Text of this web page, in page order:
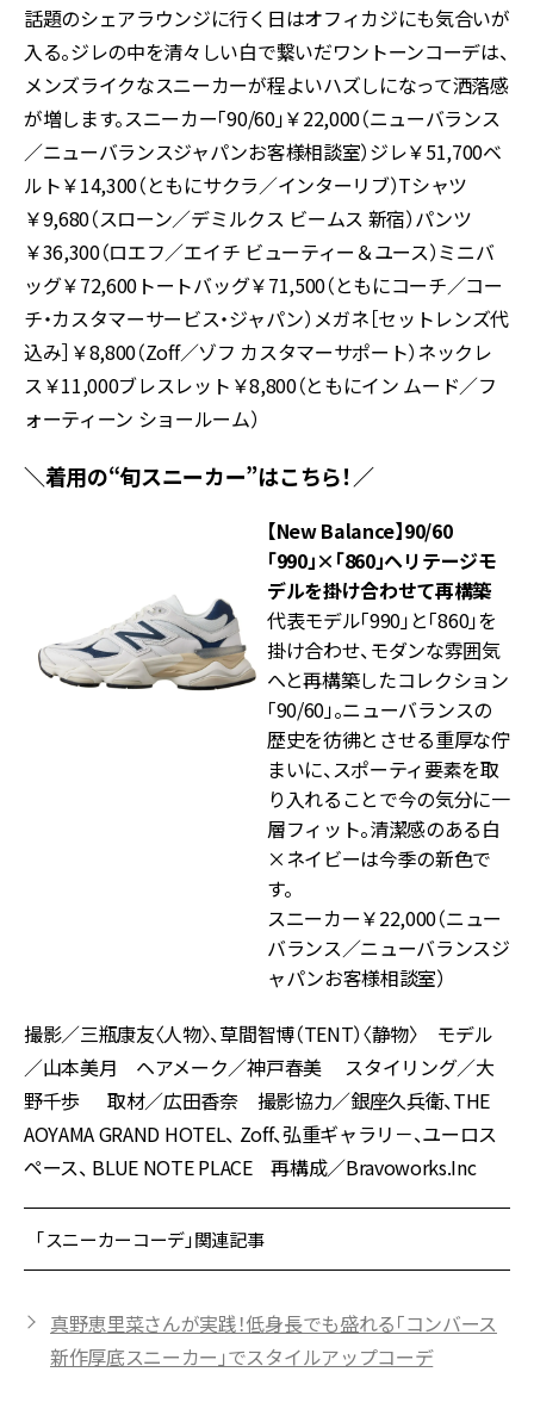
話題のシェアラウンジに行く日はオフィカジにも気合いが
入る。ジレの中を清々しい白で繋いだワントーンコーデは、
メンズライクなスニーカーが程よいハズしになって洒落感
が増します。スニーカー「90/60」￥22,000（ニューバランス
／ニューバランスジャパンお客様相談室）ジレ￥51,700ベ
ルト￥14,300（ともにサクラ／インターリブ）Tシャツ
￥9,680（スローン／デミルクス ビームス 新宿）パンツ
￥36,300（ロエフ／エイチ ビューティー＆ユース）ミニバ
ッグ￥72,600トートバッグ￥71,500（ともにコーチ／コー
チ・カスタマーサービス・ジャパン）メガネ［セットレンズ代
込み］￥8,800（Zoff／ゾフ カスタマーサポート）ネックレ
ス￥11,000ブレスレット￥8,800（ともにイン ムード／フ
ォーティーン ショールーム）
＼着用の“旬スニーカー”はこちら！／
【New Balance】90/60
「990」×「860」ヘリテージモ
デルを掛け合わせて再構築
代表モデル「990」と「860」を
掛け合わせ、モダンな雰囲気
へと再構築したコレクション
「90/60」。ニューバランスの
歴史を彷彿とさせる重厚な佇
まいに、スポーティ要素を取
り入れることで今の気分に一
層フィット。清潔感のある白
×ネイビーは今季の新色で
す。
スニーカー￥22,000（ニュー
バランス／ニューバランスジ
ャパンお客様相談室）
撮影／三瓶康友〈人物〉、草間智博（TENT）〈静物〉 モデル
／山本美月 ヘアメーク／神戸春美 スタイリング／大
野千歩 取材／広田香奈 撮影協力／銀座久兵衛、THE
AOYAMA GRAND HOTEL、 Zoff、弘重ギャラリ－、ユーロス
ペース、 BLUE NOTE PLACE 再構成／Bravoworks.Inc
「スニーカーコーデ」関連記事
真野恵里菜さんが実践！低身長でも盛れる「コンバース
新作厚底スニーカー」でスタイルアップコーデ